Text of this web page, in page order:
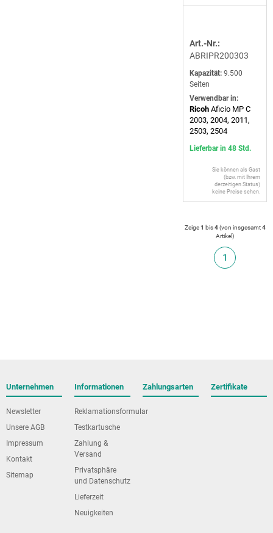
Art.-Nr.:
ABRIPR200303
Kapazität: 9.500
Seiten
Verwendbar in:
Ricoh Aficio MP C
2003, 2004, 2011,
2503, 2504
Lieferbar in 48 Std.
Sie können als Gast
(bzw. mit Ihrem
derzeitigen Status)
keine Preise sehen.
Zeige1 bis4(von insgesamt4
Artikel)
1
Unternehmen
Newsletter
Unsere AGB
Impressum
Kontakt
Sitemap
Informationen
Reklamationsformular
Testkartusche
Zahlung &
Versand
Privatsphäre
und Datenschutz
Lieferzeit
Neuigkeiten
Zahlungsarten Zertifikate